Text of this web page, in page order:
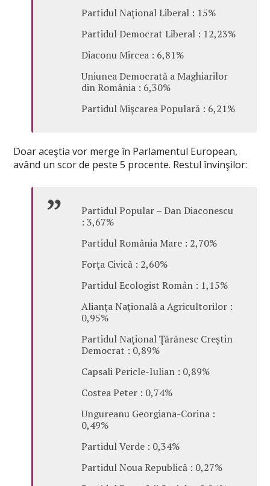
Partidul Naţional Liberal : 15%
Partidul Democrat Liberal : 12,23%
Diaconu Mircea : 6,81%
Uniunea Democrată a Maghiarilor
din România : 6,30%
Partidul Mişcarea Populară : 6,21%
Doar aceştia vor merge în Parlamentul European,
având un scor de peste 5 procente. Restul învinşilor:
Partidul Popular – Dan Diaconescu
: 3,67%
Partidul România Mare : 2,70%
Forţa Civică : 2,60%
Partidul Ecologist Român : 1,15%
Alianţa Naţională a Agricultorilor :
0,95%
Partidul Naţional Ţărănesc Creştin
Democrat : 0,89%
Capsali Pericle-Iulian : 0,89%
Costea Peter : 0,74%
Ungureanu Georgiana-Corina :
0,49%
Partidul Verde : 0,34%
Partidul Noua Republică : 0,27%